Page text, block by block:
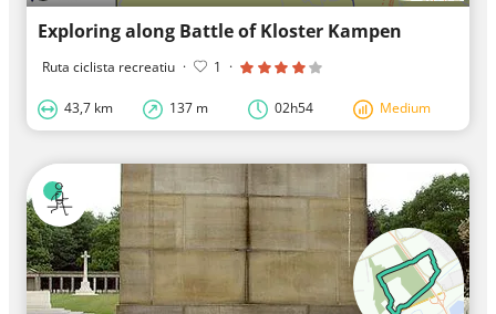
Exploring along Battle of Kloster Kampen
Ruta ciclista recreatiu · 1 ·
43,7 km 137 m 02h54 Medium